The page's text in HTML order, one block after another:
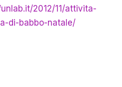
2012/11/attivita-
di-babbo-natale/